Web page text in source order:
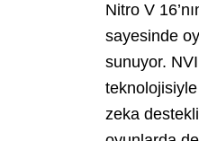
Nitro V
sayesinde
sunuyor.
zeka